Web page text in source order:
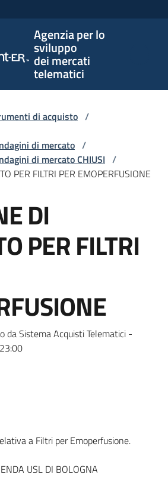
Agenzia per lo
sviluppo
dei mercati
telematici
lo
di acquisto /
di mercato /
di mercato CHIUSI /
PER FILTRI PER EMOPERFUSIONE
DI
PER FILTRI
da Sistema Acquisti Telematici -
a Filtri per Emoperfusione.
USL DI BOLOGNA